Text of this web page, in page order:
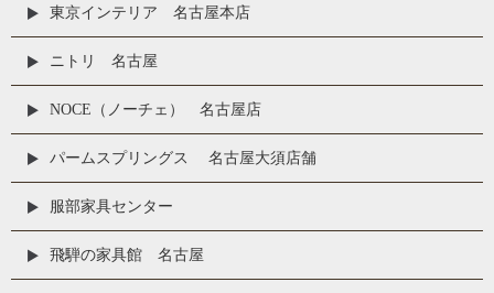
東京インテリア 名古屋本店
ニトリ 名古屋
NOCE（ノーチェ） 名古屋店
パームスプリングス 名古屋大須店舗
服部家具センター
飛騨の家具館 名古屋